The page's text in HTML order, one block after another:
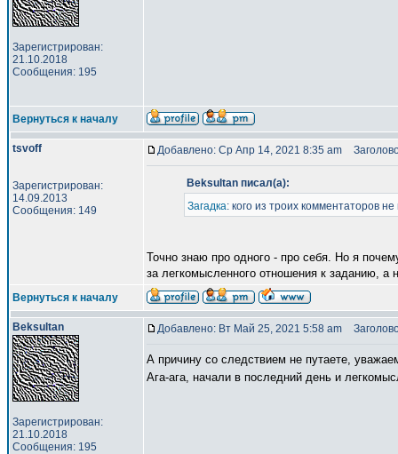
Зарегистрирован:
21.10.2018
Сообщения: 195
Вернуться к началу
tsvoff
Зарегистрирован:
14.09.2013
Сообщения: 149
Добавлено: Ср Апр 14, 2021 8:35 am
Beksultan писал(а):
Загадка: кого из троих комментаторов
Точно знаю про одного - про себя. Но я
за легкомысленного отношения к заданию,
Вернуться к началу
Beksultan
Зарегистрирован:
21.10.2018
Сообщения: 195
Добавлено: Вт Май 25, 2021 5:58 am
А причину со следствием не путаете,
Ага-ага, начали в последний день и